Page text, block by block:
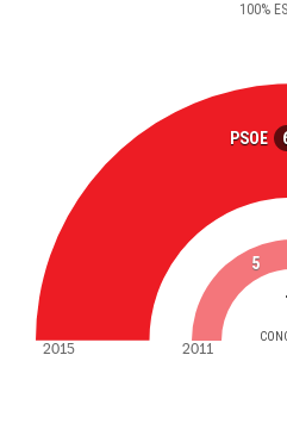
100%
PSOE
5
2015 2011